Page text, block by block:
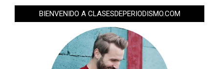
BIENVENIDO A CLASESDEPERIODISMO.COM